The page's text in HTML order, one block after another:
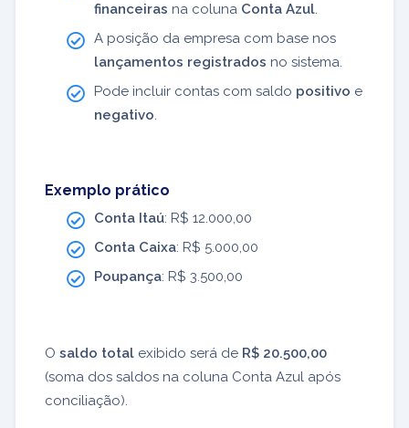
financeiras na coluna Conta Azul.
A posição da empresa com base nos
lançamentos registrados no sistema.
Pode incluir contas com saldo positivo e
negativo.
Exemplo prático
Conta Itaú: R$ 12.000,00
Conta Caixa: R$ 5.000,00
Poupança: R$ 3.500,00
O saldo total exibido será de R$ 20.500,00
(soma dos saldos na coluna Conta Azul após
conciliação).